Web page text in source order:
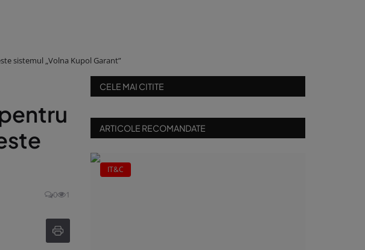
sistemul „Volna Kupol Garant”
0 1
CELE MAI CITITE
ARTICOLE RECOMANDATE
IT&C